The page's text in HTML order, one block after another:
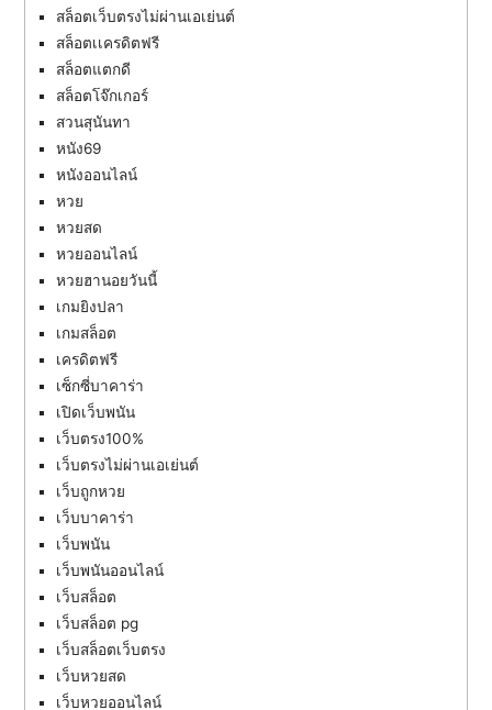
สล็อตเว็บตรงไม่ผ่านเอเย่นต์
สล็อตเเครดิตฟรี
สล็อตแตกดี
สล็อตโจ๊กเกอร์
สวนสุนันทา
หนัง69
หนังออนไลน์
หวย
หวยสด
หวยออนไลน์
หวยฮานอยวันนี้
เกมยิงปลา
เกมสล็อต
เครดิตฟรี
เซ็กซี่บาคาร่า
เปิดเว็บพนัน
เว็บตรง100%
เว็บตรงไม่ผ่านเอเย่นต์
เว็บถูกหวย
เว็บบาคาร่า
เว็บพนัน
เว็บพนันออนไลน์
เว็บสล็อต
เว็บสล็อต pg
เว็บสล็อตเว็บตรง
เว็บหวยสด
เว็บหวยออนไลน์